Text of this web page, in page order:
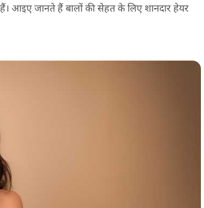
आइए जानते हैं बालों की सेहत के लिए शानदार हेयर